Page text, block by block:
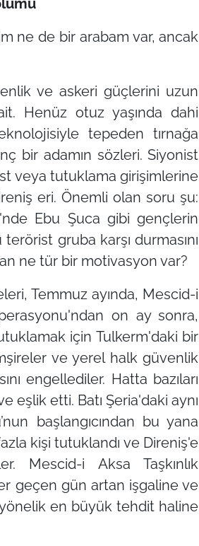
ne de bir arabam var, ancak
ve askeri güçlerini uzun
Henüz otuz yaşında dahi
tepeden tırnağa
bir adamın sözleri. Siyonist
veya tutuklama girişimlerine
eri. Önemli olan soru şu:
Ebu Şuca gibi gençlerin
gruba karşı durmasını
ne tür bir motivasyon var?
Temmuz ayında, Mescid-i
on ay sonra,
için Tulkerm'daki bir
ve yerel halk güvenlik
engellediler. Hatta bazıları
eşlik etti. Batı Şeria'daki aynı
başlangıcından bu yana
kişi tutuklandı ve Direniş'e
Mescid-i Aksa Taşkınlık
geçen gün artan işgaline ve
yönelik en büyük tehdit haline